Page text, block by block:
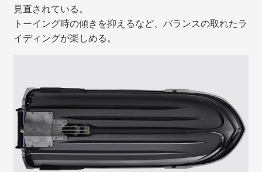
見直されている。
トーイング時の傾きを抑えるなど、バランスの取れたラ
イディングが楽しめる。